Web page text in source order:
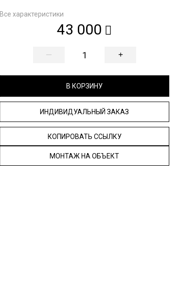
Все характеристики
43 000
— +
В КОРЗИНУ
ИНДИВИДУАЛЬНЫЙ ЗАКАЗ
КОПИРОВАТЬ ССЫЛКУ
МОНТАЖ НА ОБЪЕКТ